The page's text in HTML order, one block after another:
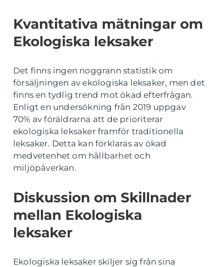
Kvantitativa mätningar om
Ekologiska leksaker
Det finns ingen noggrann statistik om
försäljningen av ekologiska leksaker, men det
finns en tydlig trend mot ökad efterfrågan.
Enligt en undersökning från 2019 uppgav
70% av föräldrarna att de prioriterar
ekologiska leksaker framför traditionella
leksaker. Detta kan förklaras av ökad
medvetenhet om hållbarhet och
miljöpåverkan.
Diskussion om Skillnader
mellan Ekologiska
leksaker
Ekologiska leksaker skiljer sig från sina